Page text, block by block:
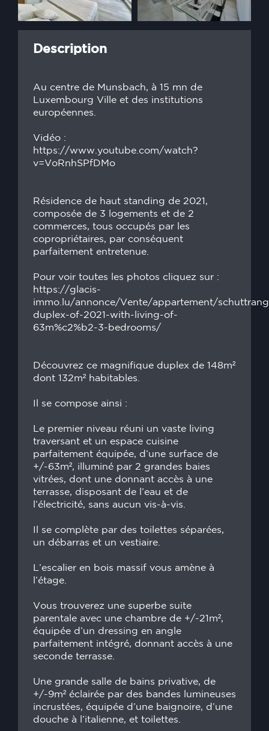
Description
Au centre de Munsbach, à 15 mn de
Luxembourg Ville et des institutions
européennes.
Vidéo :
https://www.youtube.com/watch?
v=VoRnhSPfDMo
Résidence de haut standing de 2021,
composée de 3 logements et de 2
commerces, tous occupés par les
copropriétaires, par conséquent
parfaitement entretenue.
Pour voir toutes les photos cliquez sur :
https://glacis-
immo.lu/annonce/Vente/appartement/
duplex-of-2021-with-living-of-
63m%c2%b2-3-bedrooms/
Découvrez ce magnifique duplex de 148m²
dont 132m² habitables.
Il se compose ainsi :
Le premier niveau réuni un vaste living
traversant et un espace cuisine
parfaitement équipée, d’une surface de
+/-63m², illuminé par 2 grandes baies
vitrées, dont une donnant accès à une
terrasse, disposant de l’eau et de
l’électricité, sans aucun vis-à-vis.
Il se complète par des toilettes séparées,
un débarras et un vestiaire.
L’escalier en bois massif vous amène à
l’étage.
Vous trouverez une superbe suite
parentale avec une chambre de +/-21m²,
équipée d’un dressing en angle
parfaitement intégré, donnant accès à une
seconde terrasse.
Une grande salle de bains privative, de
+/-9m² éclairée par des bandes lumineuses
incrustées, équipée d’une baignoire, d’une
douche à l’italienne, et toilettes.